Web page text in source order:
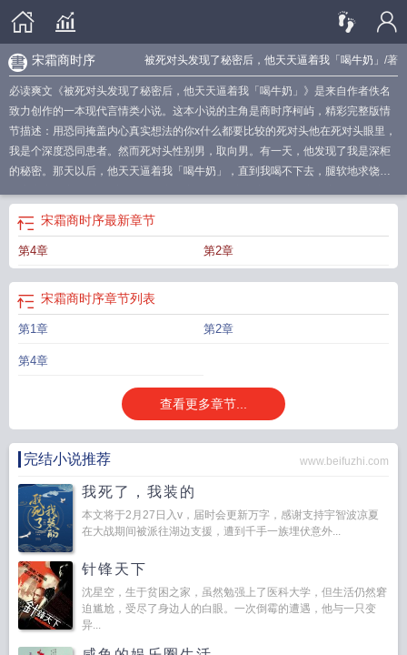
被死对头发现了秘密后，他天天逼着我「喝牛奶」 /著
宋霜商时序
必读爽文《被死对头发现了秘密后，他天天逼着我「喝牛奶」》是来自作者佚名
致力创作的一本现代言情类小说。这本小说的主角是商时序柯屿，精彩完整版情
节描述： 用恐同掩盖内心真实想法的你x什么都要比较的死对头他在死对头眼里，
我是个深度恐同患者。然而死对头性别男，取向男。有一天，他发现了我是深柜
的秘密。那天以后，他天天逼着我「喝牛奶」，直到我喝不下去，腿软地求饶。
序顾汐冉商时序柯屿叫什么名字
序 周晚棠商时序
后续商时序叶珏秋 商时序全文阅读免费版朝暮相守难周全商时序
序薛沉鱼商时序商时序是什么意思商时序柯屿双男主死对头商时序孟清商时
序江牧舟商时序柯屿喝牛奶商时序柯屿情深难抑作者
序商时序林浅夏商时序短剧商时序顾冉歺商时序柯屿免费阅读无弹窗南星商
时序柯屿商时序是什么 商时序柯屿双男主
宋霜商时序最新章节
第4章 第2章
宋霜商时序章节列表
第1章 第2章
第4章
查看更多章节...
完结小说推荐 www.beifuzhi.com
我死了，我装的
本文将于2月27日入v，届时会更新万字，感谢支持宇智波凉夏
在大战期间被派往湖边支援，遭到千手一族埋伏意外...
针锋天下
沈星空，生于贫困之家，虽然勉强上了医科大学，但生活仍然窘
迫尴尬，受尽了身边人的白眼。一次倒霉的遭遇，他与一只变
异...